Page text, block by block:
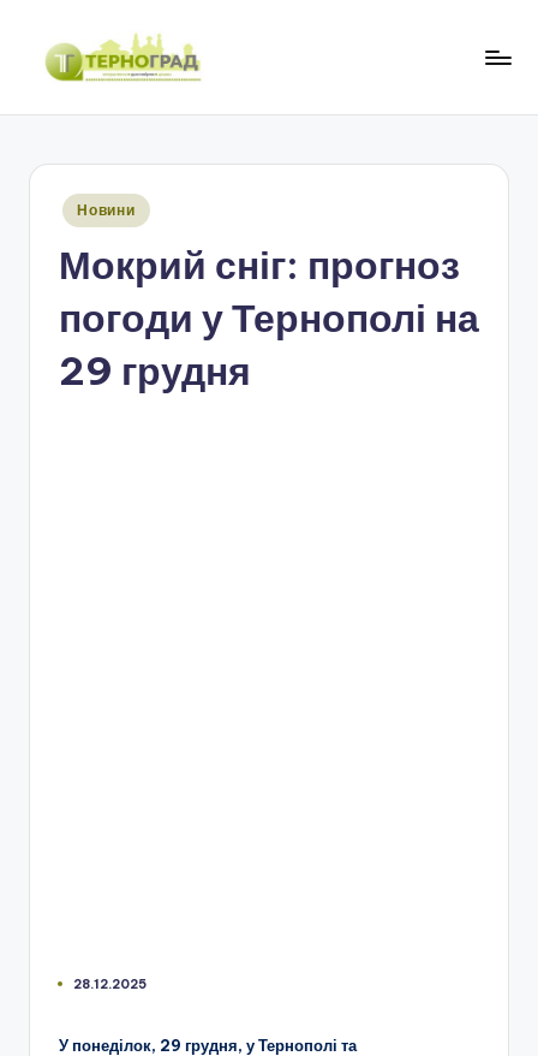
Перейти
Опубліковано
Новини
Мокрий сніг: прогноз
погоди у Тернополі на
29 грудня
28.12.2025
У понеділок, 29 грудня, у Тернополі та